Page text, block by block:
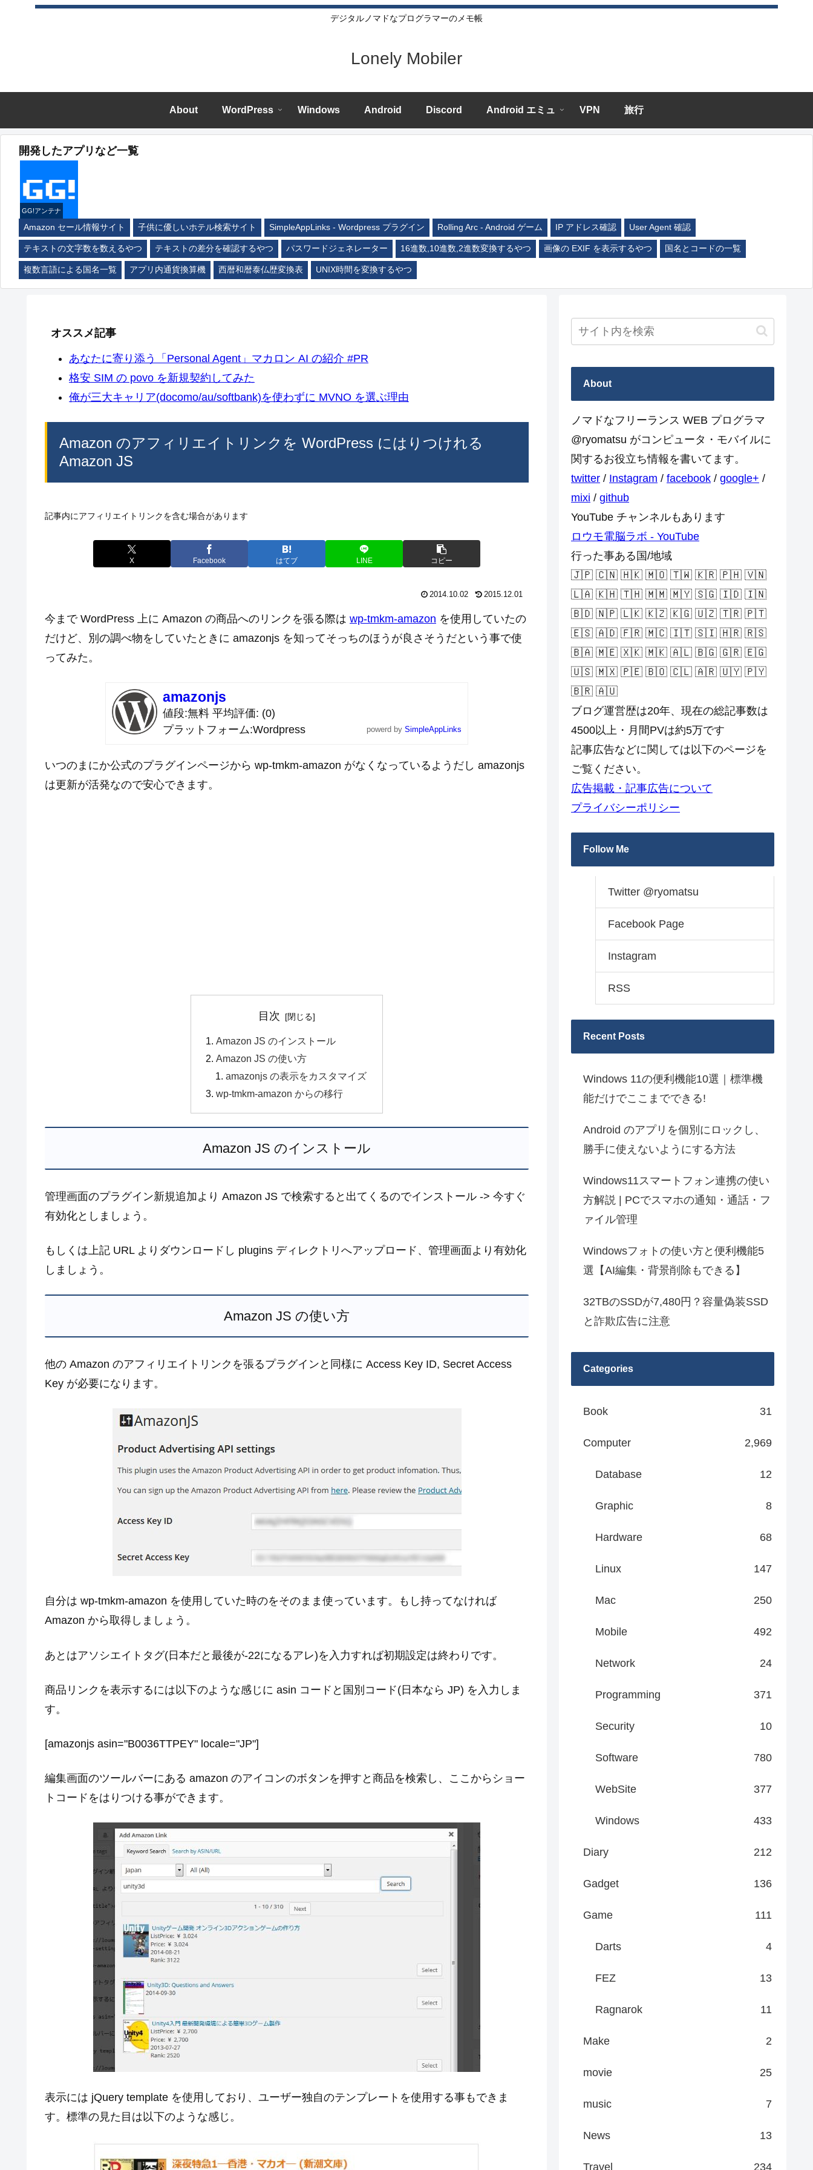
デジタルノマドなプログラマーのメモ帳
Lonely Mobiler
About WordPress Windows Android Discord Android エミュ VPN 旅行
開発したアプリなど一覧
GG!アンテナ
Amazon セール情報サイト 子供に優しいホテル検索サイト SimpleAppLinks - Wordpress プラグイン Rolling Arc - Android ゲーム IP アドレス確認 User Agent 確認
テキストの文字数を数えるやつ テキストの差分を確認するやつ パスワードジェネレーター 16進数,10進数,2進数変換するやつ 画像の EXIF を表示するやつ 国名とコードの一覧
複数言語による国名一覧 アプリ内通貨換算機 西暦和暦泰仏歴変換表 UNIX時間を変換するやつ
オススメ記事
あなたに寄り添う「Personal Agent」マカロン AI の紹介 #PR
格安 SIM の povo を新規契約してみた
俺が三大キャリア(docomo/au/softbank)を使わずに MVNO を選ぶ理由
Amazon のアフィリエイトリンクを WordPress にはりつけれる
Amazon JS
記事内にアフィリエイトリンクを含む場合があります
X Facebook はてブ LINE コピー
2014.10.02 2015.12.01
今まで WordPress 上に Amazon の商品へのリンクを張る際は wp-tmkm-amazon を使用していたの
だけど、別の調べ物をしていたときに amazonjs を知ってそっちのほうが良さそうだという事で使
ってみた。
amazonjs
値段 無料 平均評価 (0)
プラットフォーム Wordpress powerd by SimpleAppLinks
いつのまにか公式のプラグインページから wp-tmkm-amazon がなくなっているようだし amazonjs
は更新が活発なので安心できます。
目次
Amazon JS のインストール
Amazon JS の使い方
amazonjs の表示をカスタマイズ
wp-tmkm-amazon からの移行
Amazon JS のインストール
管理画面のプラグイン新規追加より Amazon JS で検索すると出てくるのでインストール -> 今すぐ
有効化としましょう。
もしくは上記 URL よりダウンロードし plugins ディレクトリへアップロード、管理画面より有効化
しましょう。
Amazon JS の使い方
他の Amazon のアフィリエイトリンクを張るプラグインと同様に Access Key ID, Secret Access
Key が必要になります。
自分は wp-tmkm-amazon を使用していた時のをそのまま使っています。もし持ってなければ
Amazon から取得しましょう。
あとはアソシエイトタグ(日本だと最後が-22になるアレ)を入力すれば初期設定は終わりです。
商品リンクを表示するには以下のような感じに asin コードと国別コード(日本なら JP) を入力しま
す。
[amazonjs asin="B0036TTPEY" locale="JP"]
編集画面のツールバーにある amazon のアイコンのボタンを押すと商品を検索し、ここからショー
トコードをはりつける事ができます。
表示には jQuery template を使用しており、ユーザー独自のテンプレートを使用する事もできま
す。標準の見た目は以下のような感じ。
About
ノマドなフリーランス WEB プログラマ
@ryomatsu がコンピュータ・モバイルに
関するお役立ち情報を書いてます。
twitter / Instagram / facebook / google+ /
mixi / github
YouTube チャンネルもあります
ロウモ電脳ラボ - YouTube
行った事ある国/地域
🇯🇵 🇨🇳 🇭🇰 🇲🇴 🇹🇼 🇰🇷 🇵🇭 🇻🇳
🇱🇦 🇰🇭 🇹🇭 🇲🇲 🇲🇾 🇸🇬 🇮🇩 🇮🇳
🇧🇩 🇳🇵 🇱🇰 🇰🇿 🇰🇬 🇺🇿 🇹🇷 🇵🇹
🇪🇸 🇦🇩 🇫🇷 🇲🇨 🇮🇹 🇸🇮 🇭🇷 🇷🇸
🇧🇦 🇲🇪 🇽🇰 🇲🇰 🇦🇱 🇧🇬 🇬🇷 🇪🇬
🇺🇸 🇲🇽 🇵🇪 🇧🇴 🇨🇱 🇦🇷 🇺🇾 🇵🇾
🇧🇷 🇦🇺
ブログ運営歴は20年、現在の総記事数は
4500以上・月間PVは約5万です
記事広告などに関しては以下のページを
ご覧ください。
広告掲載・記事広告について
プライバシーポリシー
Follow Me
Twitter @ryomatsu
Facebook Page
Instagram
RSS
Recent Posts
Windows 11の便利機能10選｜標準機
能だけでここまでできる!
Android のアプリを個別にロックし、
勝手に使えないようにする方法
Windows11スマートフォン連携の使い
方解説 | PCでスマホの通知・通話・フ
ァイル管理
Windowsフォトの使い方と便利機能5
選【AI編集・背景削除もできる】
32TBのSSDが7,480円？容量偽装SSD
と詐欺広告に注意
Categories
Book 31
Computer 2,969
Database 12
Graphic 8
Hardware 68
Linux 147
Mac 250
Mobile 492
Network 24
Programming 371
Security 10
Software 780
WebSite 377
Windows 433
Diary 212
Gadget 136
Game 111
Darts 4
FEZ 13
Ragnarok 11
Make 2
movie 25
music 7
News 13
Travel 234